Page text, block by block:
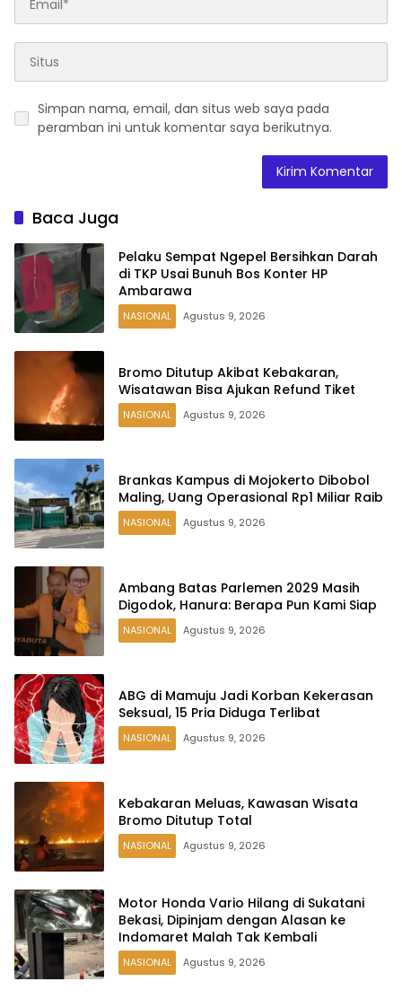
Simpan nama, email, dan situs web saya pada
peramban ini untuk komentar saya berikutnya.
Baca Juga
Pelaku Sempat Ngepel Bersihkan Darah
di TKP Usai Bunuh Bos Konter HP
Ambarawa
NASIONAL Agustus 9, 2026
Bromo Ditutup Akibat Kebakaran,
Wisatawan Bisa Ajukan Refund Tiket
NASIONAL Agustus 9, 2026
Brankas Kampus di Mojokerto Dibobol
Maling, Uang Operasional Rp1 Miliar Raib
NASIONAL Agustus 9, 2026
Ambang Batas Parlemen 2029 Masih
Digodok, Hanura: Berapa Pun Kami Siap
NASIONAL Agustus 9, 2026
ABG di Mamuju Jadi Korban Kekerasan
Seksual, 15 Pria Diduga Terlibat
NASIONAL Agustus 9, 2026
Kebakaran Meluas, Kawasan Wisata
Bromo Ditutup Total
NASIONAL Agustus 9, 2026
Motor Honda Vario Hilang di Sukatani
Bekasi, Dipinjam dengan Alasan ke
Indomaret Malah Tak Kembali
NASIONAL Agustus 9, 2026